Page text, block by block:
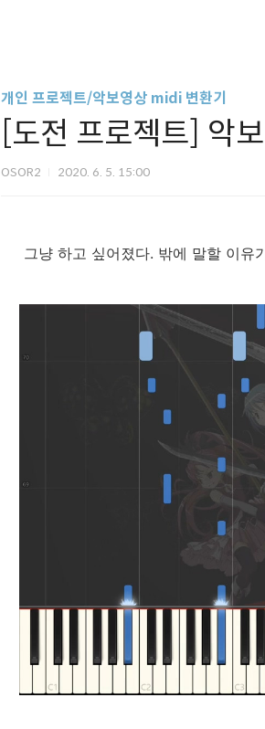
개인 프로젝트/악보영상 midi 변환기
[도전 프로젝트] 악
OSOR2 2020. 6. 5. 15:00
그냥 하고 싶어졌다. 밖에 말할 이유